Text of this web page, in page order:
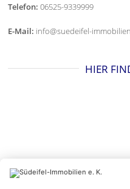
Telefon: 06525-9339999
E-Mail: info@suedeifel-
HIER